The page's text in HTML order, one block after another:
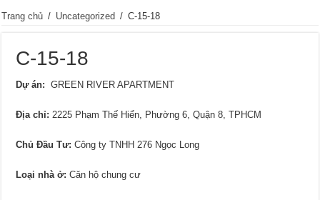
Trang chủ / Uncategorized / C-15-18
C-15-18
Dự án: GREEN RIVER APARTMENT
Địa chỉ: 2225 Phạm Thế Hiển, Phường 6, Quận 8, TPHCM
Chủ Đầu Tư: Công ty TNHH 276 Ngọc Long
Loại nhà ở: Căn hộ chung cư